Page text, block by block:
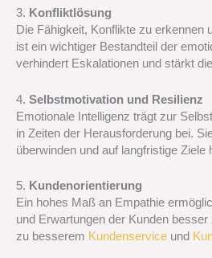
3. Konfliktlösung
Die Fähigkeit, Konflikte zu erkennen
ist ein wichtiger Bestandteil der
verhindert Eskalationen und stärkt
4. Selbstmotivation und Resilienz
Emotionale Intelligenz trägt zur
in Zeiten der Herausforderung bei.
überwinden und auf langfristige Ziele
5. Kundenorientierung
Ein hohes Maß an Empathie
und Erwartungen der Kunden
zu besserem Kundenservice und